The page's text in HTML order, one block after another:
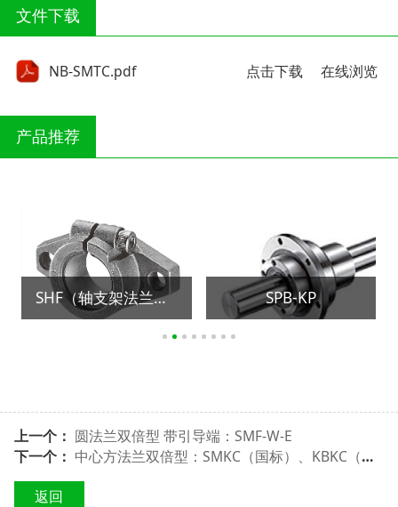
文件下载
NB-SMTC.pdf 点击下载 在线浏览
产品推荐
SHF（轴支架法兰型） SPB-KP
上一个： 圆法兰双倍型 带引导端：SMF-W-E
下一个： 中心方法兰双倍型：SMKC（国标）、KBKC（欧标）
返回